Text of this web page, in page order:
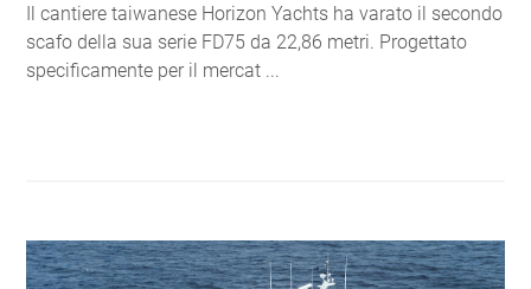
Il cantiere taiwanese Horizon Yachts ha varato il secondo
scafo della sua serie FD75 da 22,86 metri. Progettato
specificamente per il mercat ...